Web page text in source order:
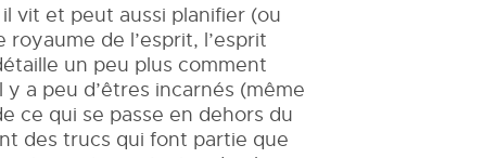
vit et peut aussi planifier (ou
de l’esprit, l’esprit
un peu plus comment
a peu d’êtres incarnés (même
ce qui se passe en dehors du
des trucs qui font partie que